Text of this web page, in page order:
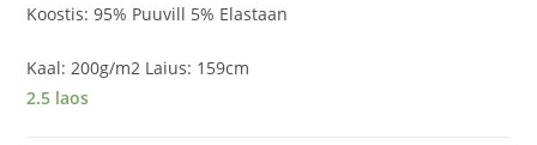
Koostis: 95% Puuvill 5% Elastaan
Kaal: 200g/m2 Laius: 159cm
2.5 laos